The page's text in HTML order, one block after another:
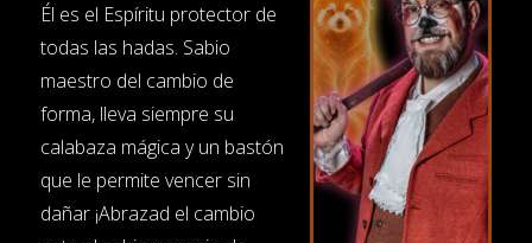
Él es el Espíritu protector de
todas las hadas. Sabio
maestro del cambio de
forma, lleva siempre su
calabaza mágica y un bastón
que le permite vencer sin
dañar ¡Abrazad el cambio